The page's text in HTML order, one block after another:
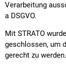
Verarbeitung
a DSGVO.
Mit STRATO
geschlossen, um
gerecht zu werden.